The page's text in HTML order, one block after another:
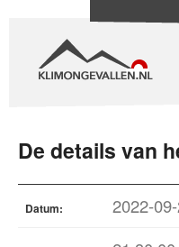
De details van
Datum: 2022-